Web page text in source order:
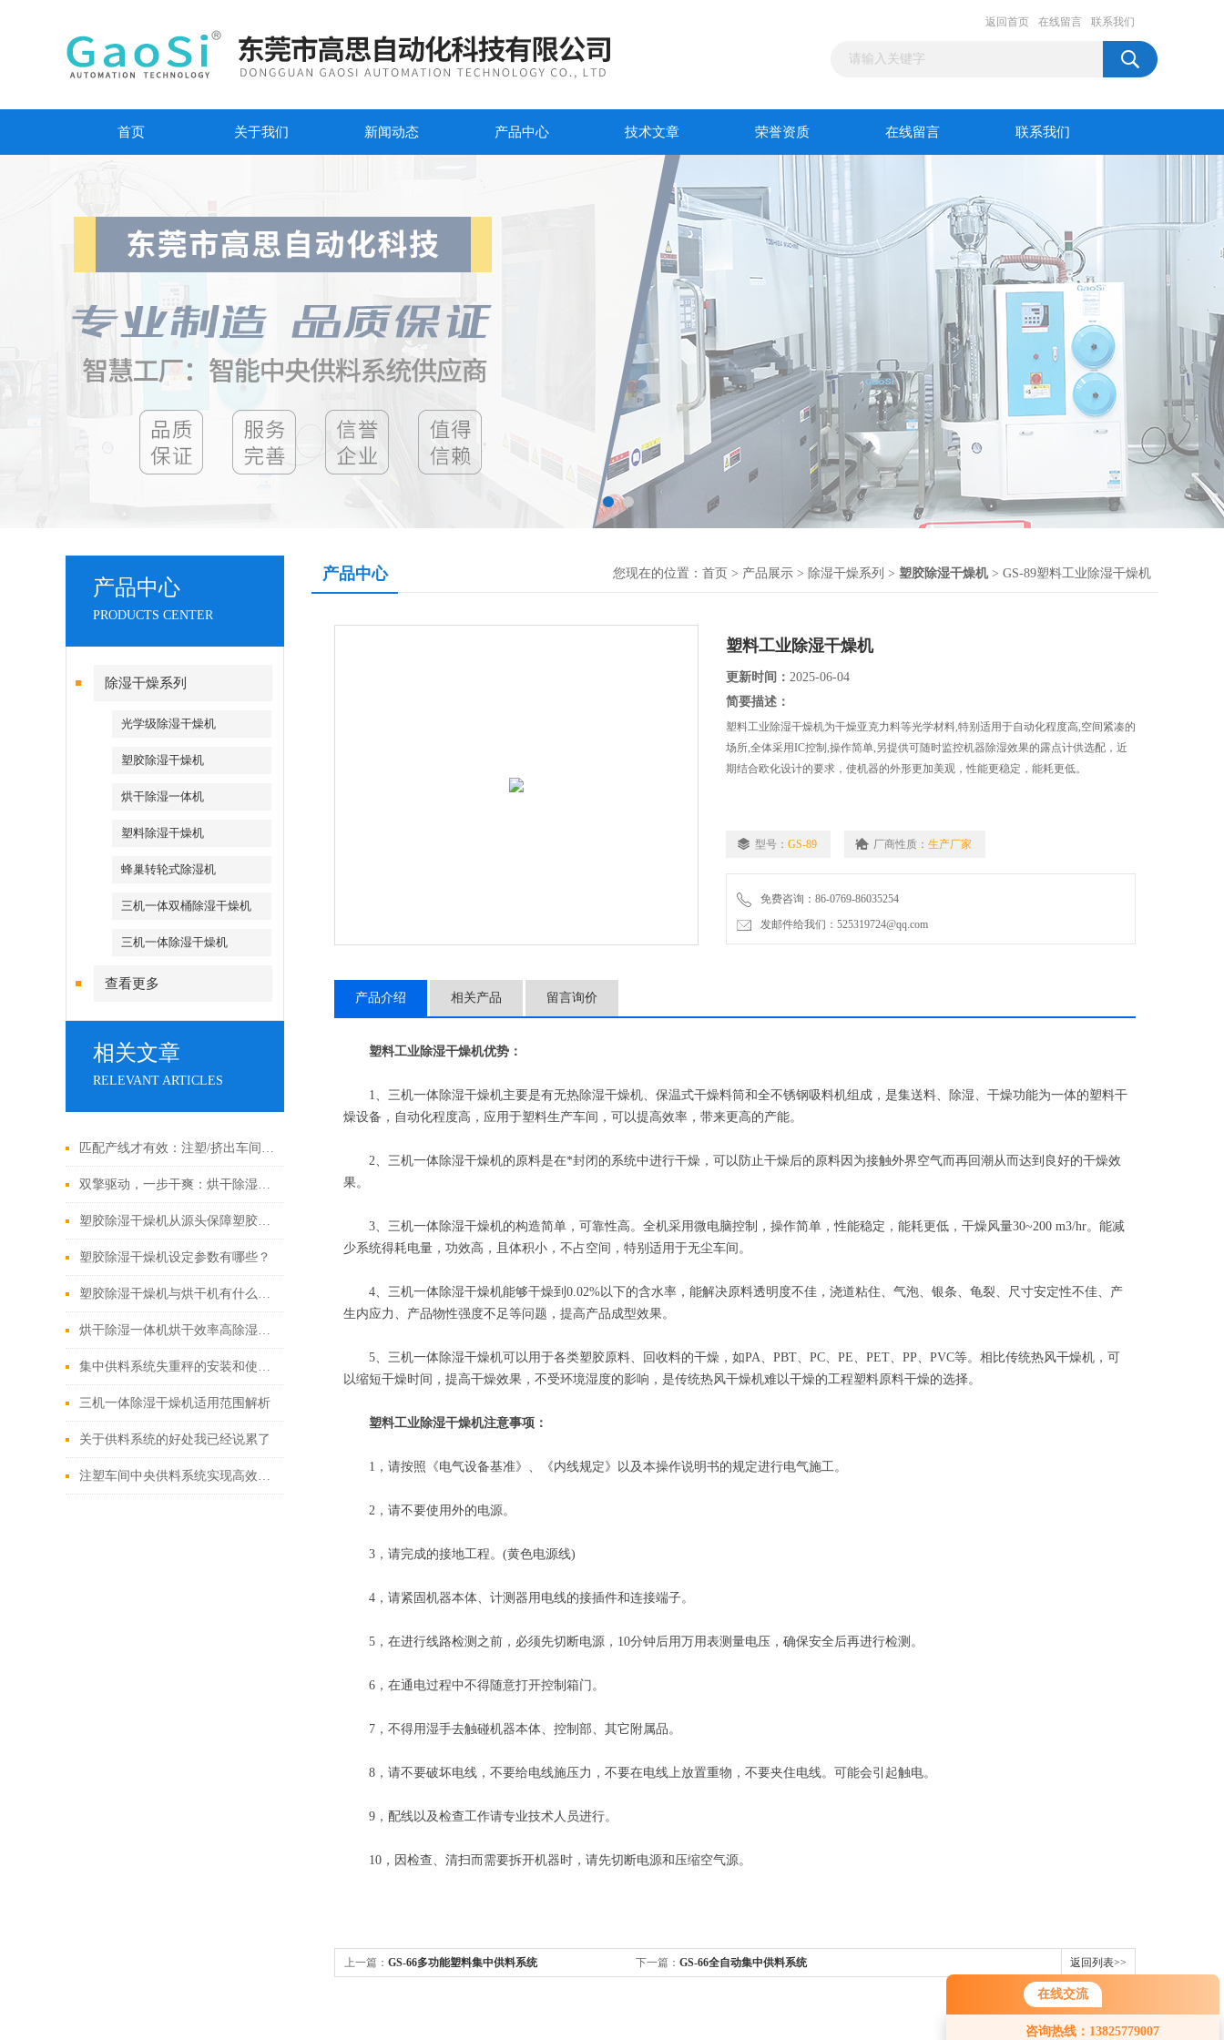
在线交流
咨询热线：13825779007
您好！欢迎前来咨询，很高兴为您
返回首页 在线留言 联系我们
首页 关于我们 新闻动态 产品中心 技术文章 荣誉资质 在线留言 联系我们
产品中心
PRODUCTS CENTER
除湿干燥系列
光学级除湿干燥机
塑胶除湿干燥机
烘干除湿一体机
塑料除湿干燥机
蜂巢转轮式除湿机
三机一体双桶除湿干燥机
三机一体除湿干燥机
查看更多
相关文章
RELEVANT ARTICLES
匹配产线才有效：注塑/挤出车间中央供料系统选型策略与工艺校核
双擎驱动，一步干爽：烘干除湿一体机，高效能干燥的集成解决方案
塑胶除湿干燥机从源头保障塑胶制品品质
塑胶除湿干燥机设定参数有哪些？
塑胶除湿干燥机与烘干机有什么区别？
烘干除湿一体机烘干效率高除湿效果好
集中供料系统失重秤的安装和使用要注意这些
三机一体除湿干燥机适用范围解析
关于供料系统的好处我已经说累了
注塑车间中央供料系统实现高效、稳定注塑生产
产品中心 您现在的位置： 首页 > 产品展示 > 除湿干燥系列 > 塑胶除湿干燥机> GS-89塑料工业除湿干燥机
塑料工业除湿干燥机
更新时间： 2025-06-04
简要描述：
塑料工业除湿干燥机为干燥亚克力料等光学材料,特别适用于自动化程度高,空间紧凑的
场所,全体采用IC控制,操作简单,另提供可随时监控机器除湿效果的露点计供选配，近
期结合欧化设计的要求，使机器的外形更加美观，性能更稳定，能耗更低。
型号： GS-89 厂商性质： 生产厂家
免费咨询：86-0769-86035254
发邮件给我们：525319724@qq.com
产品介绍 相关产品 留言询价
塑料工业除湿干燥机优势：
1、三机一体除湿干燥机主要是有无热除湿干燥机、保温式干燥料筒和全不锈钢吸料机组成，是集送料、除湿、干燥功能为一体的塑料干
燥设备，自动化程度高，应用于塑料生产车间，可以提高效率，带来更高的产能。
2、三机一体除湿干燥机的原料是在*封闭的系统中进行干燥，可以防止干燥后的原料因为接触外界空气而再回潮从而达到良好的干燥效
果。
3、三机一体除湿干燥机的构造简单，可靠性高。全机采用微电脑控制，操作简单，性能稳定，能耗更低，干燥风量30~200 m3/hr。能减
少系统得耗电量，功效高，且体积小，不占空间，特别适用于无尘车间。
4、三机一体除湿干燥机能够干燥到0.02%以下的含水率，能解决原料透明度不佳，浇道粘住、气泡、银条、龟裂、尺寸安定性不佳、产
生内应力、产品物性强度不足等问题，提高产品成型效果。
5、三机一体除湿干燥机可以用于各类塑胶原料、回收料的干燥，如PA、PBT、PC、PE、PET、PP、PVC等。相比传统热风干燥机，可
以缩短干燥时间，提高干燥效果，不受环境湿度的影响，是传统热风干燥机难以干燥的工程塑料原料干燥的选择。
塑料工业除湿干燥机注意事项：
1，请按照《电气设备基准》、《内线规定》以及本操作说明书的规定进行电气施工。
2，请不要使用外的电源。
3，请完成的接地工程。(黄色电源线)
4，请紧固机器本体、计测器用电线的接插件和连接端子。
5，在进行线路检测之前，必须先切断电源，10分钟后用万用表测量电压，确保安全后再进行检测。
6，在通电过程中不得随意打开控制箱门。
7，不得用湿手去触碰机器本体、控制部、其它附属品。
8，请不要破坏电线，不要给电线施压力，不要在电线上放置重物，不要夹住电线。可能会引起触电。
9，配线以及检查工作请专业技术人员进行。
10，因检查、清扫而需要拆开机器时，请先切断电源和压缩空气源。
上一篇： GS-66多功能塑料集中供料系统 下一篇： GS-66全自动集中供料系统 返回列表>>